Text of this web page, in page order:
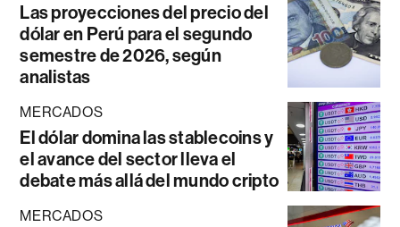
Las proyecciones del precio del
dólar en Perú para el segundo
semestre de 2026, según
analistas
MERCADOS
El dólar domina las stablecoins y
el avance del sector lleva el
debate más allá del mundo cripto
MERCADOS